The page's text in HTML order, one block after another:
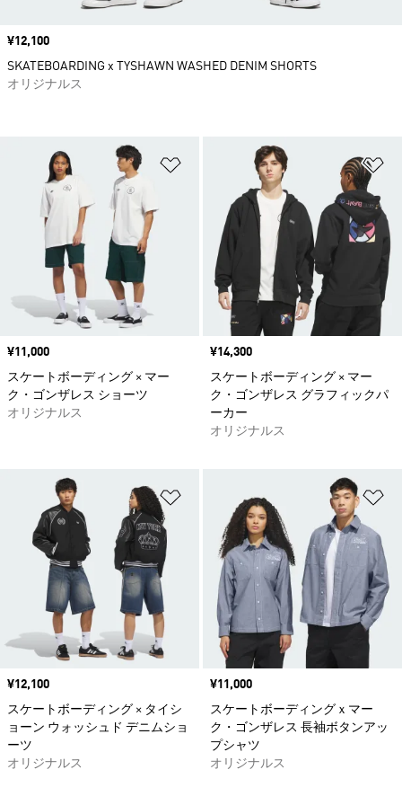
ほしいものリストに追加
価格
¥11,000
スケートボーディング × マー
ク・ゴンザレス ショーツ
オリジナルス
価格
¥14,300
スケートボーディング × マー
ク・ゴンザレス グラフィックパ
ーカー
オリジナルス
ほしいものリストに追加
価格
¥12,100
スケートボーディング × タイシ
ョーン ウォッシュド デニムショ
ーツ
オリジナルス
価格
¥11,000
スケートボーディングｘマー
ク・ゴンザレス 長袖ボタンアッ
プシャツ
オリジナルス
価格
¥12,100
SKATEBOARDING x TYSHAWN WASHED DENIM SHORTS
オリジナルス